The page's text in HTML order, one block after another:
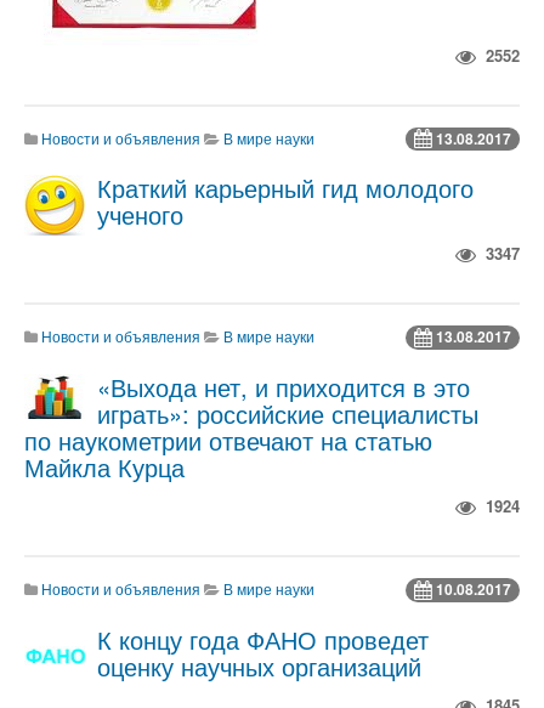
2552
13.08.2017
Новости и объявления В мире науки
Краткий карьерный гид молодого
ученого
3347
13.08.2017
Новости и объявления В мире науки
«Выхода нет, и приходится в это
играть»: российские специалисты
по наукометрии отвечают на статью
Майкла Курца
1924
10.08.2017
Новости и объявления В мире науки
К концу года ФАНО проведет
оценку научных организаций